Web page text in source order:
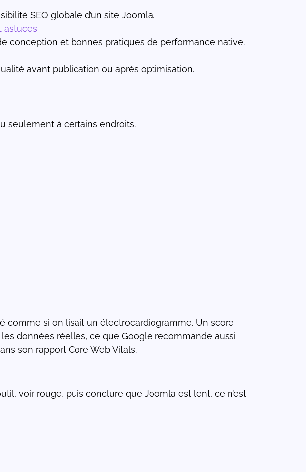
SEO globale d’un site Joomla.
astuces
conception et bonnes pratiques de performance native.
avant publication ou après optimisation.
seulement à certains endroits.
comme si on lisait un électrocardiogramme. Un score
données réelles, ce que Google recommande aussi
son rapport Core Web Vitals.
voir rouge, puis conclure que Joomla est lent, ce n’est